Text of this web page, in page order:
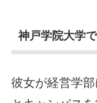
神戸学院大学
彼女が経営学